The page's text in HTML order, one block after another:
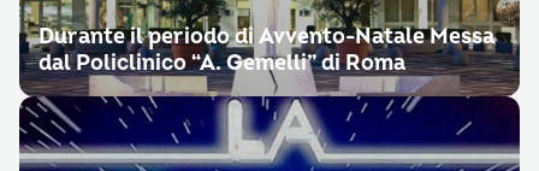
Durante il periodo di Avvento-Natale Messa
dal Policlinico “A. Gemelli” di Roma